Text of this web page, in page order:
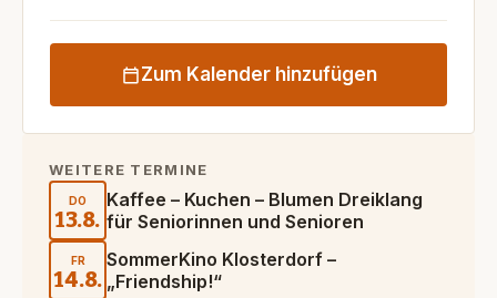
Zum Kalender hinzufügen
WEITERE TERMINE
DO
13.8.
Kaffee – Kuchen – Blumen Dreiklang
für Seniorinnen und Senioren
FR
14.8.
SommerKino Klosterdorf –
„Friendship!“